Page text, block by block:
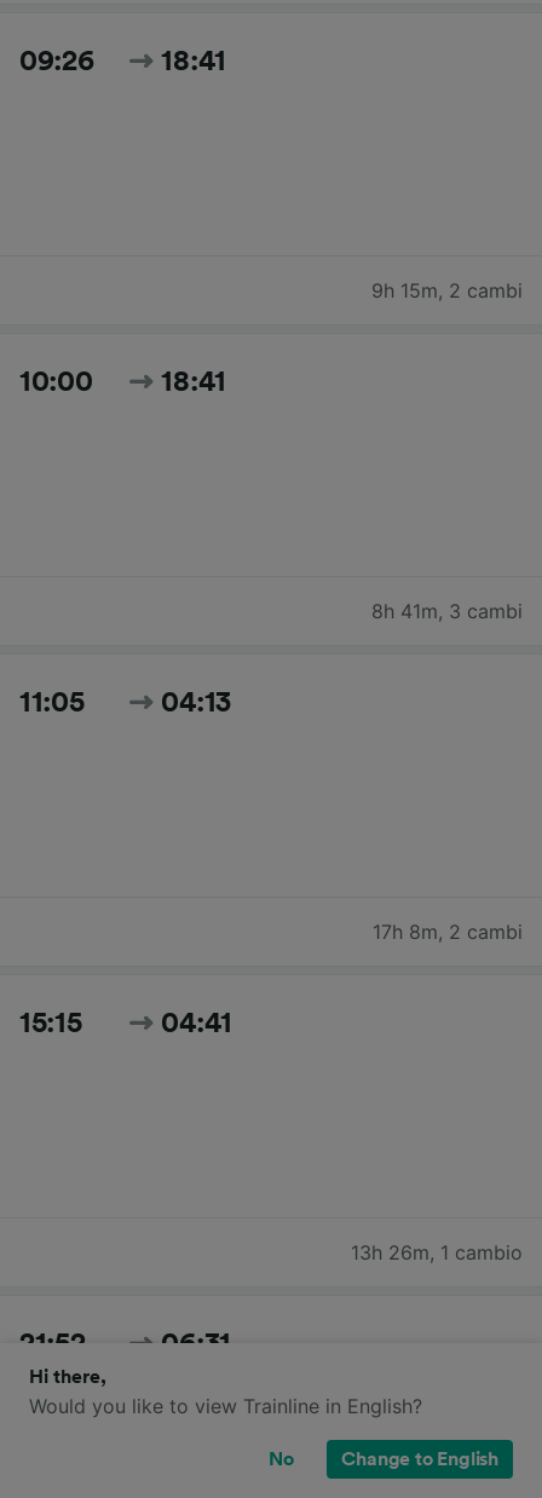
09:26 18:41
9h 15m, 2 cambi
10:00 18:41
8h 41m, 3 cambi
11:05 04:13
17h 8m, 2 cambi
15:15 04:41
13h 26m, 1 cambio
21:52 06:31
Hi there,
Would you like to view Trainline in English?
No Change to English